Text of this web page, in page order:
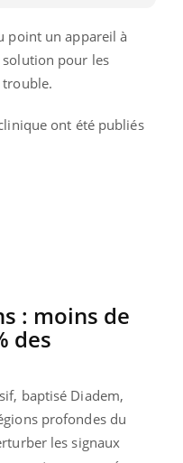
point un appareil à
pour les
trouble.
ont été publiés
: moins de
des
baptisé Diadem,
profondes du
les signaux